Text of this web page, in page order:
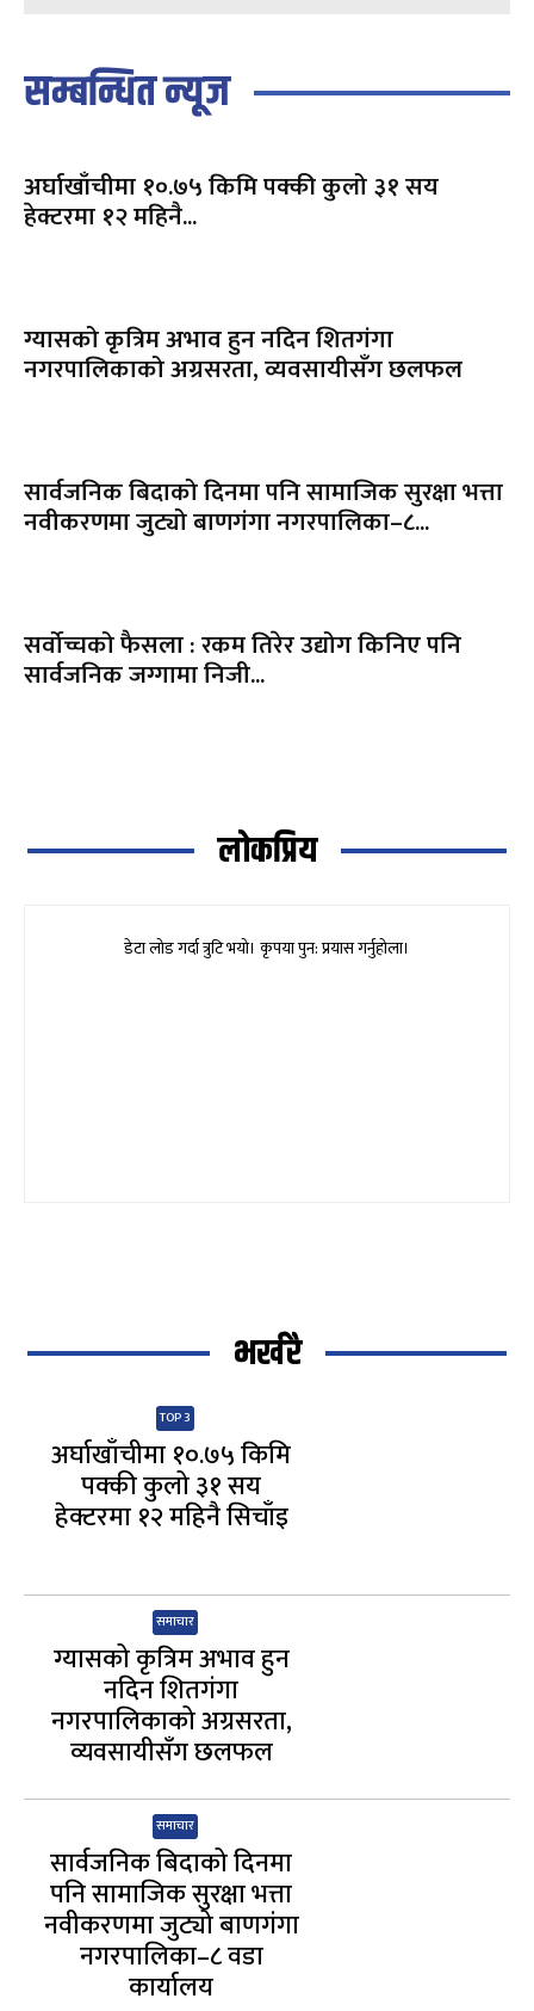
सम्बन्धित न्यूज
अर्घाखाँचीमा १०.७५ किमि पक्की कुलो ३१ सय
हेक्टरमा १२ महिनै...
ग्यासको कृत्रिम अभाव हुन नदिन शितगंगा
नगरपालिकाको अग्रसरता, व्यवसायीसँग छलफल
सार्वजनिक बिदाको दिनमा पनि सामाजिक सुरक्षा भत्ता
नवीकरणमा जुट्यो बाणगंगा नगरपालिका–८...
सर्वोच्चको फैसला : रकम तिरेर उद्योग किनिए पनि
सार्वजनिक जग्गामा निजी...
लोकप्रिय
डेटा लोड गर्दा त्रुटि भयो। कृपया पुन: प्रयास गर्नुहोला।
भर्खरै
TOP 3
अर्घाखाँचीमा १०.७५ किमि
पक्की कुलो ३१ सय
हेक्टरमा १२ महिनै सिचाँइ
समाचार
ग्यासको कृत्रिम अभाव हुन
नदिन शितगंगा
नगरपालिकाको अग्रसरता,
व्यवसायीसँग छलफल
समाचार
सार्वजनिक बिदाको दिनमा
पनि सामाजिक सुरक्षा भत्ता
नवीकरणमा जुट्यो बाणगंगा
नगरपालिका–८ वडा
कार्यालय